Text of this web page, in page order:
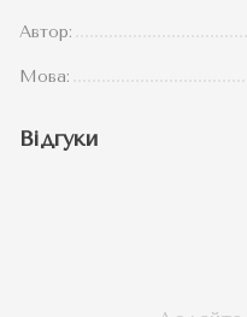
Автор:
Мова:
Відгуки